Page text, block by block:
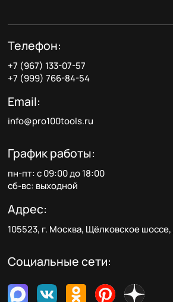
Телефон:
+7 (967) 133-07-57
+7 (999) 766-84-54
Email:
info@pro100tools.ru
График работы:
пн-пт: с 09:00 до 18:00
сб-вс: выходной
Адрес:
105523, г. Москва, Щёлковское шоссе,
Социальные сети: